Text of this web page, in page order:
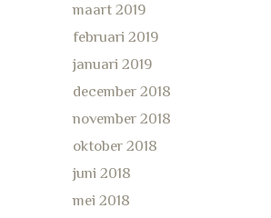
maart 2019
februari 2019
januari 2019
december 2018
november 2018
oktober 2018
juni 2018
mei 2018